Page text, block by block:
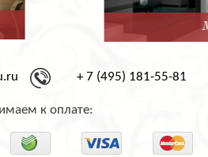
+ 7 (495) 181-55-81
к оплате: